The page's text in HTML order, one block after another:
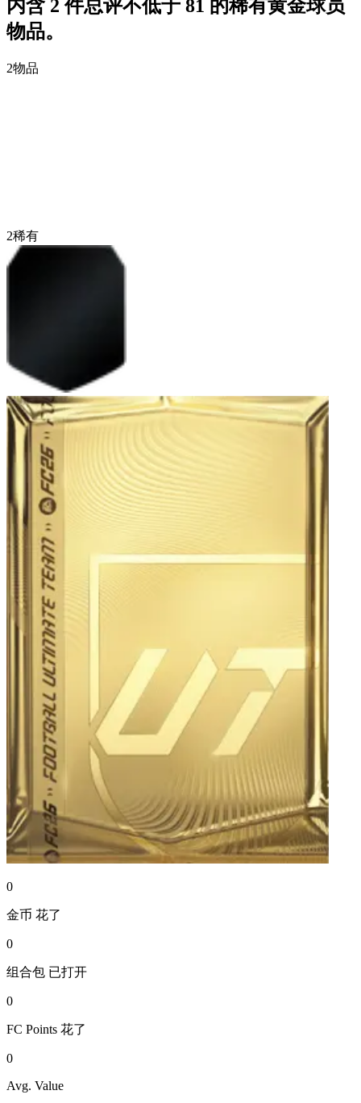
内含 2 件总评不低于 81 的稀有黄金球员
物品。
2物品
2稀有
0
金币 花了
0
组合包 已打开
0
FC Points 花了
0
Avg. Value